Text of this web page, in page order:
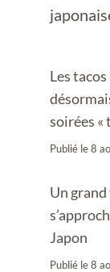
Les
soirées «
Publié le8
Un
Japon
Publié le8